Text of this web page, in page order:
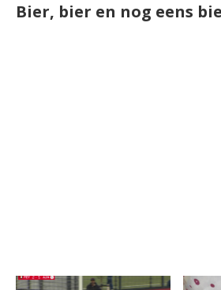
Bier, bier en nog eens